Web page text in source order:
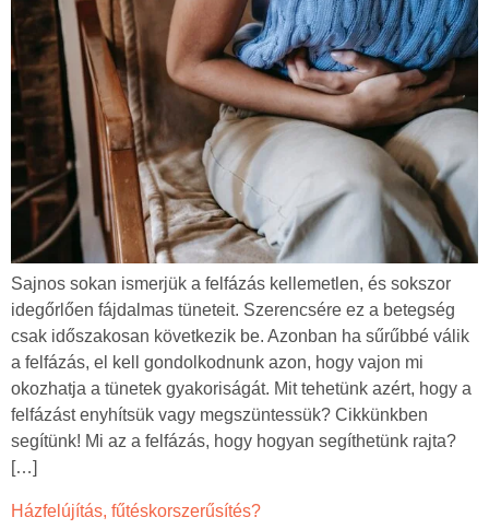
Sajnos sokan ismerjük a felfázás kellemetlen, és sokszor
idegőrlően fájdalmas tüneteit. Szerencsére ez a betegség
csak időszakosan következik be. Azonban ha sűrűbbé válik
a felfázás, el kell gondolkodnunk azon, hogy vajon mi
okozhatja a tünetek gyakoriságát. Mit tehetünk azért, hogy a
felfázást enyhítsük vagy megszüntessük? Cikkünkben
segítünk! Mi az a felfázás, hogy hogyan segíthetünk rajta?
[…]
Házfelújítás, fűtéskorszerűsítés?